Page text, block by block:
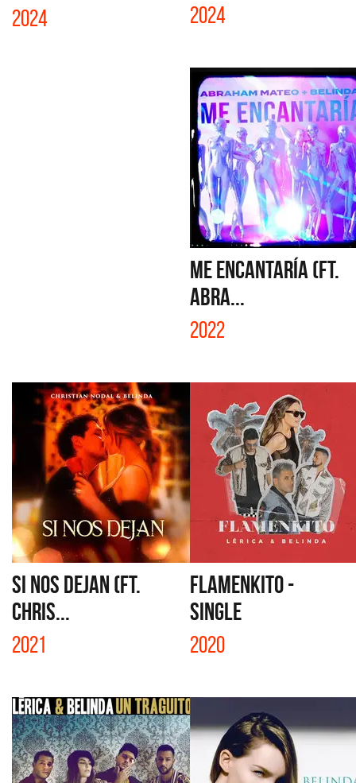
2024 2024
ME ENCANTARÍA (FT.
ABRA...
2022
SI NOS DEJAN (FT.
CHRIS...
2021
FLAMENKITO -
SINGLE
2020